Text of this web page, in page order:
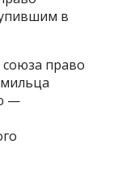
в
право
—